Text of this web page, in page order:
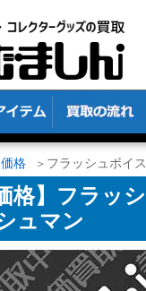
格 フラッシュボイ
格】フラッ
ュマン